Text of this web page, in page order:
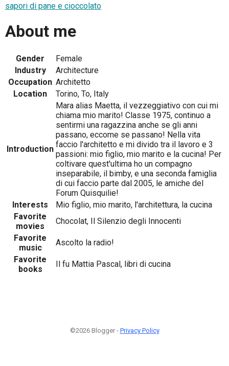
sapori di pane e cioccolato
About me
Gender
Female
Industry
Architecture
Occupation Architetto
Location
Torino, To, Italy
Introduction
Mara alias Maetta, il vezzeggiativo con cui mi
chiama mio marito! Classe 1975, continuo a
sentirmi una ragazzina anche se gli anni
passano, eccome se passano! Nella vita
faccio l'architetto e mi divido tra il lavoro e 3
passioni: mio figlio, mio marito e la cucina! Per
coltivare quest'ultima ho un compagno
inseparabile, il bimby, e una seconda famiglia
di cui faccio parte dal 2005, le amiche del
Forum Quisquilie!
Interests
Mio figlio, mio marito, l'architettura, la cucina
Favorite
movies
Chocolat, Il Silenzio degli Innocenti
Favorite
music
Ascolto la radio!
Favorite
books
Il fu Mattia Pascal, libri di cucina
©2026 Blogger - Privacy Policy